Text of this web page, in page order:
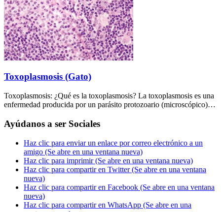
Toxoplasmosis (Gato)
Toxoplasmosis: ¿Qué es la toxoplasmosis? La toxoplasmosis es una
enfermedad producida por un parásito protozoario (microscópico)…
Ayúdanos a ser Sociales
Haz clic para enviar un enlace por correo electrónico a un
amigo (Se abre en una ventana nueva)
Haz clic para imprimir (Se abre en una ventana nueva)
Haz clic para compartir en Twitter (Se abre en una ventana
nueva)
Haz clic para compartir en Facebook (Se abre en una ventana
nueva)
Haz clic para compartir en WhatsApp (Se abre en una